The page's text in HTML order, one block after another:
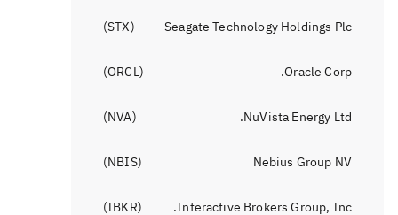
Seagate Technology Holdings Plc
(
STX
)
Oracle Corp.
(
ORCL
)
NuVista Energy Ltd.
(
NVA
)
Nebius Group NV
(
NBIS
)
Interactive Brokers Group, Inc.
(
IBKR
)